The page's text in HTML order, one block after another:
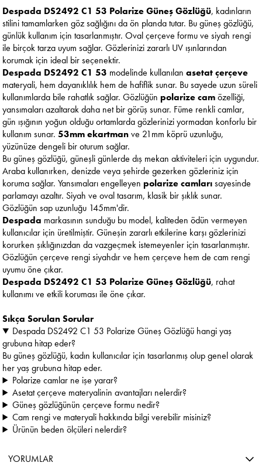
Despada DS2492 C1 53 Polarize Güneş Gözlüğü, kadınların
stilini tamamlarken göz sağlığını da ön planda tutar. Bu güneş gözlüğü,
günlük kullanım için tasarlanmıştır. Oval çerçeve formu ve siyah rengi
ile birçok tarza uyum sağlar. Gözlerinizi zararlı UV ışınlarından
korumak için ideal bir seçenektir.
Despada DS2492 C1 53 modelinde kullanılanasetat çerçeve
materyali, hem dayanıklılık hem de hafiflik sunar. Bu sayede uzun süreli
kullanımlarda bile rahatlık sağlar. Gözlüğünpolarize camözelliği,
yansımaları azaltarak daha net bir görüş sunar. Füme renkli camlar,
gün ışığının yoğun olduğu ortamlarda gözlerinizi yormadan konforlu bir
kullanım sunar.53mm ekartmanve 21mm köprü uzunluğu,
yüzünüze dengeli bir oturum sağlar.
Bu güneş gözlüğü, güneşli günlerde dış mekan aktiviteleri için uygundur.
Araba kullanırken, denizde veya şehirde gezerken gözleriniz için
koruma sağlar. Yansımaları engelleyenpolarize camlarısayesinde
parlamayı azaltır. Siyah ve oval tasarım, klasik bir şıklık sunar.
Gözlüğün sap uzunluğu 145mm'dir.
Despada markasının sunduğu bu model, kaliteden ödün vermeyen
kullanıcılar için üretilmiştir. Güneşin zararlı etkilerine karşı gözlerinizi
korurken şıklığınızdan da vazgeçmek istemeyenler için tasarlanmıştır.
Gözlüğün çerçeve rengi siyahdır ve hem çerçeve hem de cam rengi
uyumu öne çıkar.
Despada DS2492 C1 53 Polarize Güneş Gözlüğü, rahat
kullanımı ve etkili koruması ile öne çıkar.
Sıkça Sorulan Sorular
Despada DS2492 C1 53 Polarize Güneş Gözlüğü hangi yaş
grubuna hitap eder?
Bu güneş gözlüğü, kadın kullanıcılar için tasarlanmış olup genel olarak
her yaş grubuna hitap eder.
Polarize camlar ne işe yarar?
Asetat çerçeve materyalinin avantajları nelerdir?
Güneş gözlüğünün çerçeve formu nedir?
Cam rengi ve materyali hakkında bilgi verebilir misiniz?
Ürünün beden ölçüleri nelerdir?
YORUMLAR